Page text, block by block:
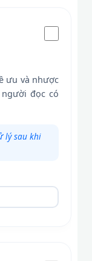
ưu và nhược
đọc có
lý sau khi